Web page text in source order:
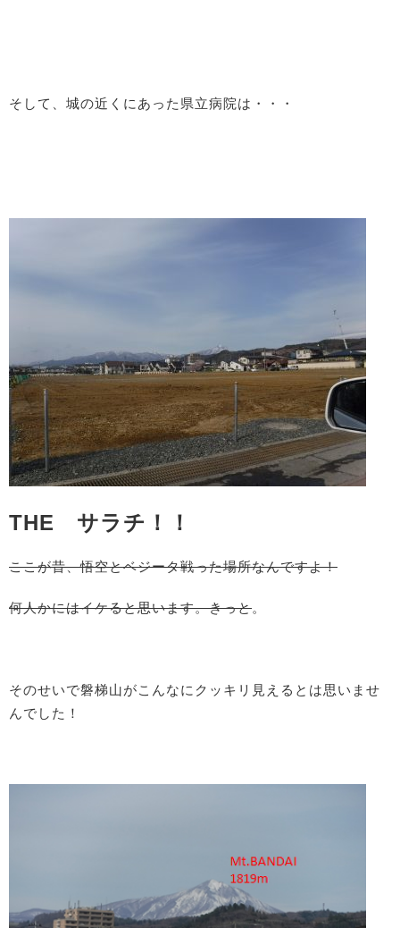
そして、城の近くにあった県立病院は・・・
THE サラチ！！
ここが昔、悟空とベジータ戦った場所なんですよ！
何人かにはイケると思います。きっと。
そのせいで磐梯山がこんなにクッキリ見えるとは思いませ
んでした！